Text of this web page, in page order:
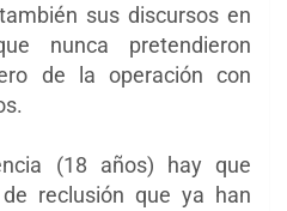
sus discursos en
nunca pretendieron
de la operación con
(18 años) hay que
reclusión que ya han